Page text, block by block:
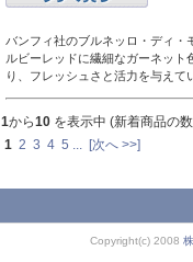
バンフィ社のブルネッロ・ディ
ルビーレッドに繊細なガーネッ
り、フレッシュさと活力を与え
1から10 を表示中 (新着商品の
1 2 3 4 5 [次へ >>]
Copyright(c) 2008